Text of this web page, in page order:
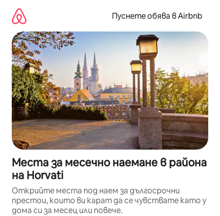
съдържанието
Пуснете обява в Airbnb
Места за месечно наемане в района
на Horvati
Открийте места под наем за дългосрочни
престои, които ви карат да се чувствате като у
дома си за месец или повече.